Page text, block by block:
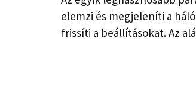
elemzi és megjeleníti a
frissíti a beállításokat. Az